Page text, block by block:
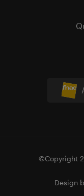
©Copyright
Design